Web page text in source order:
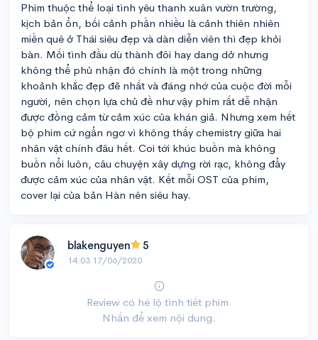
Phim thuộc thể loại tình yêu thanh xuân vườn trường,
kịch bản ổn, bối cảnh phần nhiều là cảnh thiên nhiên
miền quê ở Thái siêu đẹp và dàn diễn viên thì đẹp khỏi
bàn. Mối tình đầu dù thành đôi hay dang dở nhưng
không thể phủ nhận đó chính là một trong những
khoảnh khắc đẹp đẽ nhất và đáng nhớ của cuộc đời mỗi
người, nên chọn lựa chủ đề như vậy phim rất dễ nhận
được đồng cảm từ cảm xúc của khán giả. Nhưng xem hết
bộ phim cứ ngẩn ngơ vì không thấy chemistry giữa hai
nhân vật chính đâu hết. Coi tới khúc buồn mà không
buồn nổi luôn, câu chuyện xây dựng rời rạc, không đẩy
được cảm xúc của nhân vật. Kết mỗi OST của phim,
cover lại của bản Hàn nên siêu hay.
blakenguyen 5
14:03 17/06/2020
Review có hé lộ tình tiết phim.
Nhấn để xem nội dung.